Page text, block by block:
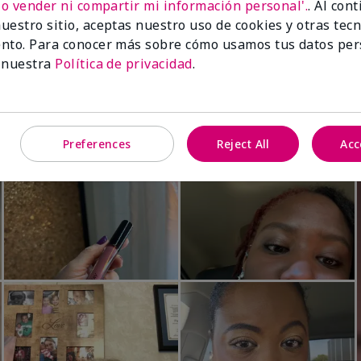
3D Foundation
rosados fríos)
Skinvigorate™ Duo Facial
especial†
$95.00
vender ni compartir mi información personal'.. Al
sitio, aceptas nuestro uso de cookies y otras
Para conocer más sobre cómo usamos tus datos
Política de privacidad.
Preferences Reject All